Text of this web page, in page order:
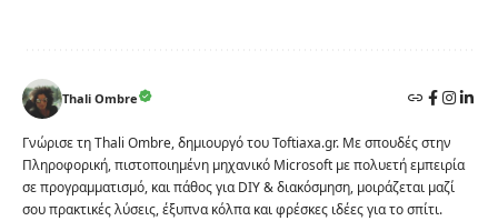
Thali Ombre
Γνώρισε τη Thali Ombre, δημιουργό του Toftiaxa.gr. Με σπουδές στην
Πληροφορική, πιστοποιημένη μηχανικό Microsoft με πολυετή εμπειρία
σε προγραμματισμό, και πάθος για DIY & διακόσμηση, μοιράζεται μαζί
σου πρακτικές λύσεις, έξυπνα κόλπα και φρέσκες ιδέες για το σπίτι.